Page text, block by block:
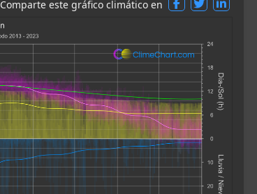
Comparte este gráfico climático en